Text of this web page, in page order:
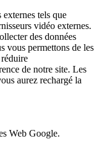
tels que
vidéo externes.
des données
vous permettons de les
de notre site. Les
aurez rechargé la
Web Google.